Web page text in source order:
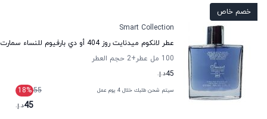
خصم خاص
Smart Collection
عطر لانكوم ميدنايت روز 404 أو دي بارفيوم للنساء سمارت كولكشن
100 مل عطر
+2
حجم العطر
45د.إ.
سيتم شحن طلبك خلال 4 يوم عمل 55
18%
45د.إ.